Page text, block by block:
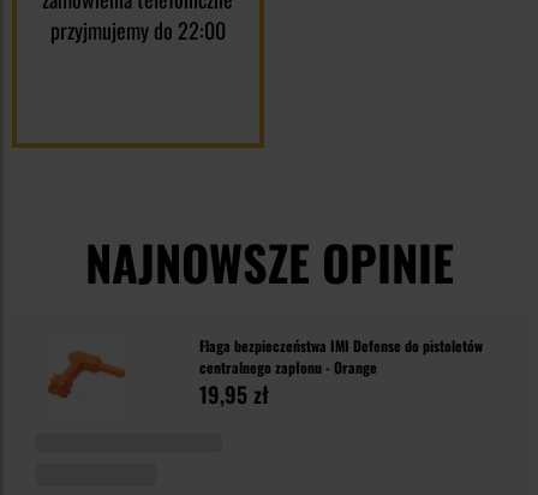
przyjmujemy do 22:00
NAJNOWSZE OPINIE
Flaga bezpieczeństwa IMI Defense do pistoletów
centralnego zapłonu - Orange
19,95 zł